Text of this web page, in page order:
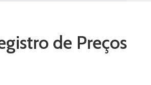
de Preços